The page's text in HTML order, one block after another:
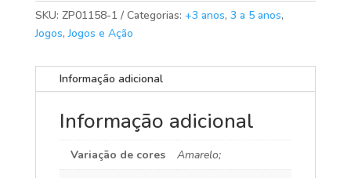
SKU: ZP01158-1 Categorias: +3 anos, 3 a 5 anos,
Jogos,Jogos e Ação
Informação adicional
Informação adicional
Variação de cores
Amarelo;